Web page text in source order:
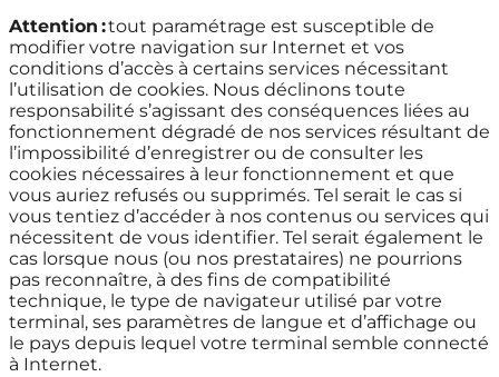
Attention :tout paramétrage est susceptible de
modifier votre navigation sur Internet et vos
conditions d’accès à certains services nécessitant
l’utilisation de cookies. Nous déclinons toute
responsabilité s’agissant des conséquences liées au
fonctionnement dégradé de nos services résultant de
l’impossibilité d’enregistrer ou de consulter les
cookies nécessaires à leur fonctionnement et que
vous auriez refusés ou supprimés. Tel serait le cas si
vous tentiez d’accéder à nos contenus ou services qui
nécessitent de vous identifier. Tel serait également le
cas lorsque nous (ou nos prestataires) ne pourrions
pas reconnaître, à des fins de compatibilité
technique, le type de navigateur utilisé par votre
terminal, ses paramètres de langue et d’affichage ou
le pays depuis lequel votre terminal semble connecté
à Internet.